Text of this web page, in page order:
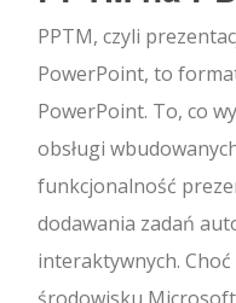
PPTM, czyli
PowerPoint, to
PowerPoint. To, co
obsługi
funkcjonalność
dodawania zadań
interaktywnych.